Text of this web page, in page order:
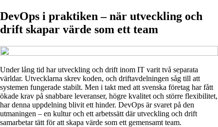
DevOps i praktiken – när utveckling och
drift skapar värde som ett team
Under lång tid har utveckling och drift inom IT varit två separata
världar. Utvecklarna skrev koden, och driftavdelningen såg till att
systemen fungerade stabilt. Men i takt med att svenska företag har fått
ökade krav på snabbare leveranser, högre kvalitet och större flexibilitet,
har denna uppdelning blivit ett hinder. DevOps är svaret på den
utmaningen – en kultur och ett arbetssätt där utveckling och drift
samarbetar tätt för att skapa värde som ett gemensamt team.